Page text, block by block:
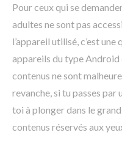
Pour ceux qui se
adultes ne sont pas
l’appareil utilisé, c’est
appareils du type Android
contenus ne sont
revanche, si tu passes
toi à plonger dans le
contenus réservés aux